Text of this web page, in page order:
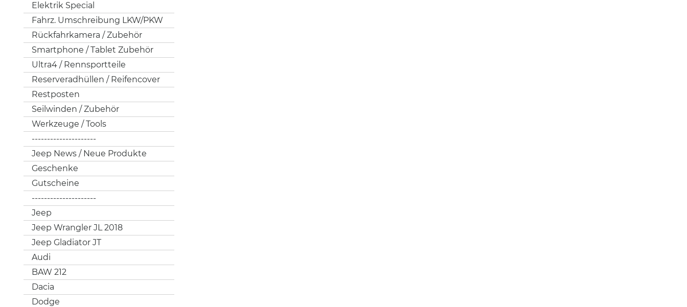
Elektrik Special
Fahrz. Umschreibung LKW/PKW
Rückfahrkamera / Zubehör
Smartphone / Tablet Zubehör
Ultra4 / Rennsportteile
Reserveradhüllen / Reifencover
Restposten
Seilwinden / Zubehör
Werkzeuge / Tools
---------------------
Jeep News / Neue Produkte
Geschenke
Gutscheine
---------------------
Jeep
Jeep Wrangler JL 2018
Jeep Gladiator JT
Audi
BAW 212
Dacia
Dodge